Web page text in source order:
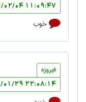
11:09:47 1396/02/04
خوب
فیروزه
22:08:14 1396/01/29